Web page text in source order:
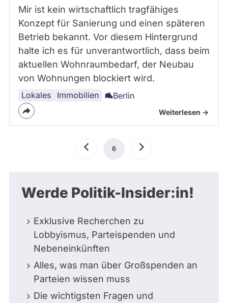
Mir ist kein wirtschaftlich tragfähiges
Konzept für Sanierung und einen späteren
Betrieb bekannt. Vor diesem Hintergrund
halte ich es für unverantwortlich, dass beim
aktuellen Wohnraumbedarf, der Neubau
von Wohnungen blockiert wird.
Lokales Immobilien Berlin
Weiterlesen ->
Seitennummerierung
VorherigeAktuelle
6 Nächste
Werde Politik-Insider:in!
Exklusive Recherchen zu
Lobbyismus, Parteispenden und
Nebeneinkünften
Alles, was man über Großspenden an
Parteien wissen muss
Die wichtigsten Fragen und